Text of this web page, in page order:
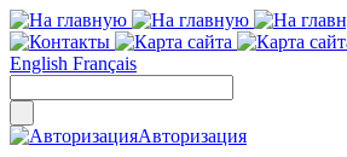
English Français
Авторизация